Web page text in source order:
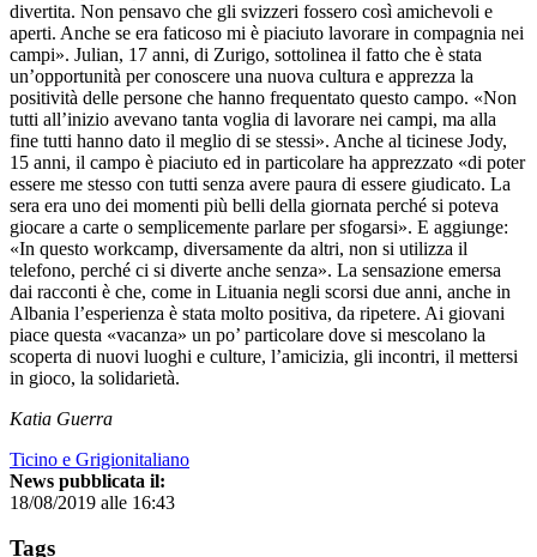
divertita. Non pensavo che gli svizzeri fossero così amichevoli e
aperti. Anche se era faticoso mi è piaciuto lavorare in compagnia nei
campi». Julian, 17 anni, di Zurigo, sottolinea il fatto che è stata
un’opportunità per conoscere una nuova cultura e apprezza la
positività delle persone che hanno frequentato questo campo. «Non
tutti all’inizio avevano tanta voglia di lavorare nei campi, ma alla
fine tutti hanno dato il meglio di se stessi». Anche al ticinese Jody,
15 anni, il campo è piaciuto ed in particolare ha apprezzato «di poter
essere me stesso con tutti senza avere paura di essere giudicato. La
sera era uno dei momenti più belli della giornata perché si poteva
giocare a carte o semplicemente parlare per sfogarsi». E aggiunge:
«In questo workcamp, diversamente da altri, non si utilizza il
telefono, perché ci si diverte anche senza». La sensazione emersa
dai racconti è che, come in Lituania negli scorsi due anni, anche in
Albania l’esperienza è stata molto positiva, da ripetere. Ai giovani
piace questa «vacanza» un po’ particolare dove si mescolano la
scoperta di nuovi luoghi e culture, l’amicizia, gli incontri, il mettersi
in gioco, la solidarietà.
Katia Guerra
Ticino e Grigionitaliano
News pubblicata il:
18/08/2019 alle 16:43
Tags